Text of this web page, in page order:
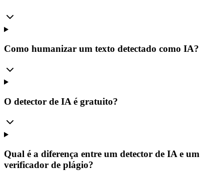
Como humanizar um texto detectado como IA?
O detector de IA é gratuito?
Qual é a diferença entre um detector de IA e um
verificador de plágio?